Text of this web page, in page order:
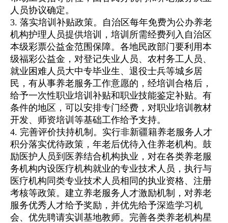
人员协议确定。
3. 落实培训补贴政策。自治区每年免费为公办养老
机构护理人员提供培训，培训所需经费列入自治区
本级彩票公益金范围保障。各地民政部门要利用本
级福彩公益金，对登记失业人员、农村务工人员、
就业困难人员大中专毕业生、退役士兵等城乡居
民，有从事养老服务工作意愿的，经培训合格后，
给予一次性职业培训补贴和职业技能鉴定补贴。有
条件的地区，可以安排专门经费，对职业培训教材
开发、师资培训等基础工作给予支持。
4. 完善评价扶持机制。实行非新疆籍养老服务人才
积分落实优待政策，年老后优待入住养老机构。鼓
励医护人员到医养结合机构执业，对在各类养老服
务机构内设医疗机构就业的专业技术人员，执行与
医疗机构同类专业技术人员相同的执业资格、注册
考核等政策。建立养老服务人才激励机制，对养老
服务优秀人才给予奖励，并优先给予深造学习机
会、优先聘请实训基地教师。完善各类养老机构星